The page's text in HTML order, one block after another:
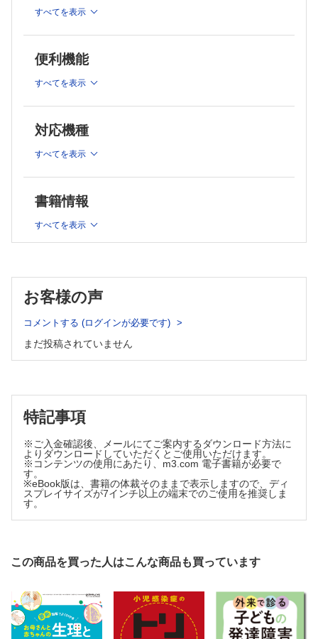
第7章 乳頭・乳房の問題とその対処
第8章 新生児・乳児の哺乳行動
第9章 生後早期に注意するポイント
第10章 乳幼児の成長と発達
第11章 補足の適応とその方法
第14章 母乳育児とアレルギー
第16章 人工乳の適応
すべてを表示
便利機能
すべてを表示
対応機種
すべてを表示
書籍情報
すべてを表示
お客様の声
コメントする (ログインが必要です)
まだ投稿されていません
特記事項
※ご入金確認後、メールにてご案内するダウンロード方法に
よりダウンロードしていただくとご使用いただけます。
※コンテンツの使用にあたり、m3.com 電子書籍が必要で
す。
※eBook版は、書籍の体裁そのままで表示しますので、ディ
スプレイサイズが7インチ以上の端末でのご使用を推奨しま
す。
この商品を買った人はこんな商品も買っています